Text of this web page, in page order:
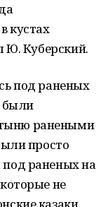
кустах
Ю. Куберский.
под раненых
были
ранеными
просто
раненых на
не